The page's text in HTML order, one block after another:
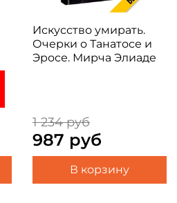
Искусство умирать.
Очерки о Танатосе и
Эросе. Мирча Элиаде
1 234 руб
987 руб
В корзину